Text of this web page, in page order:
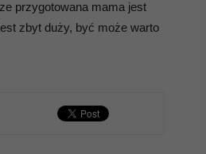
przygotowana mama jest
zbyt duży, być może warto